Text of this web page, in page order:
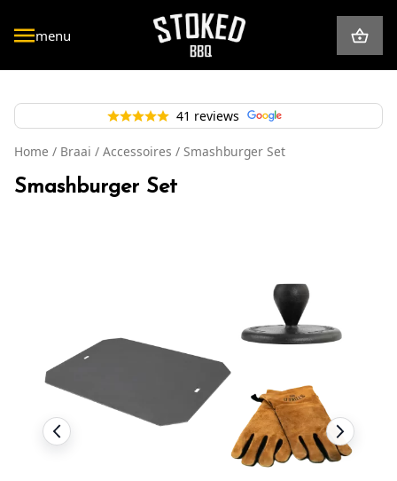
naar
inhoud
menu
Braai
Mini
Kookgerei
Thermometers
Home / Braai / Accessoires / Smashburger Set
Smashburger Set
41 reviews